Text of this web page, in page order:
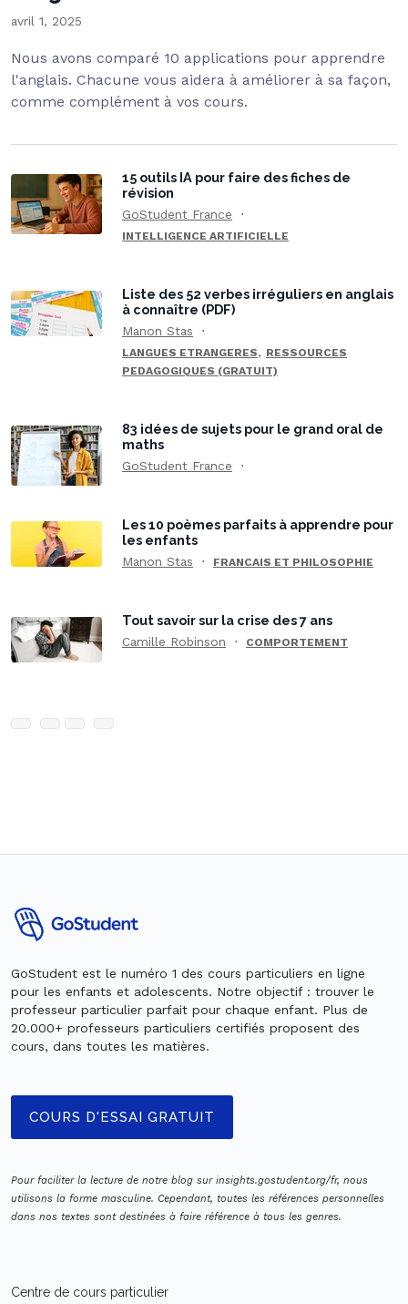
avril 1, 2025
Nous avons comparé 10 applications pour apprendre
l'anglais. Chacune vous aidera à améliorer à sa façon,
comme complément à vos cours.
15 outils IA pour faire des fiches de
révision
GoStudent France
INTELLIGENCE ARTIFICIELLE
Liste des 52 verbes irréguliers en anglais
à connaître (PDF)
Manon Stas
LANGUES ETRANGERES, RESSOURCES
PEDAGOGIQUES (GRATUIT)
83 idées de sujets pour le grand oral de
maths
GoStudent France
Les 10 poèmes parfaits à apprendre pour
les enfants
Manon Stas FRANCAIS ET PHILOSOPHIE
Tout savoir sur la crise des 7 ans
Camille Robinson COMPORTEMENT
GoStudent est le numéro 1 des cours particuliers en ligne
pour les enfants et adolescents. Notre objectif : trouver le
professeur particulier parfait pour chaque enfant. Plus de
20.000+ professeurs particuliers certifiés proposent des
cours, dans toutes les matières.
COURS D'ESSAI GRATUIT
Pour faciliter la lecture de notre blog sur insights.gostudent.org/fr, nous
utilisons la forme masculine. Cependant, toutes les références personnelles
dans nos textes sont destinées à faire référence à tous les genres.
Centre de cours particulier